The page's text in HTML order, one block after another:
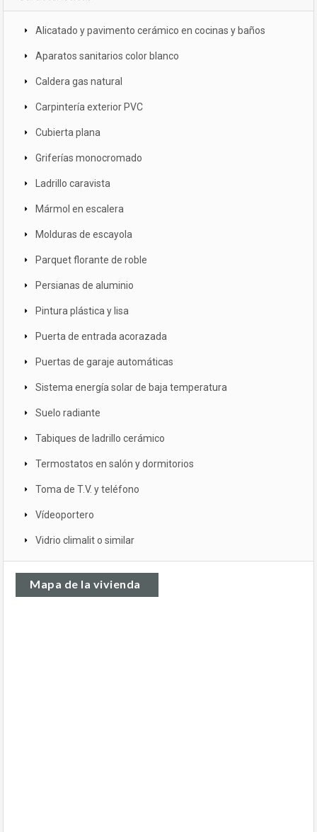
Alicatado y pavimento cerámico en cocinas y baños
Aparatos sanitarios color blanco
Caldera gas natural
Carpintería exterior PVC
Cubierta plana
Griferías monocromado
Ladrillo caravista
Mármol en escalera
Molduras de escayola
Parquet florante de roble
Persianas de aluminio
Pintura plástica y lisa
Puerta de entrada acorazada
Puertas de garaje automáticas
Sistema energía solar de baja temperatura
Suelo radiante
Tabiques de ladrillo cerámico
Termostatos en salón y dormitorios
Toma de T.V. y teléfono
Vídeoportero
Vidrio climalit o similar
Mapa de la vivienda